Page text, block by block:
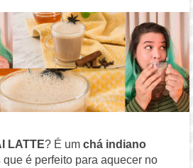
LATTE? É umchá indiano
que é perfeito para aquecer no